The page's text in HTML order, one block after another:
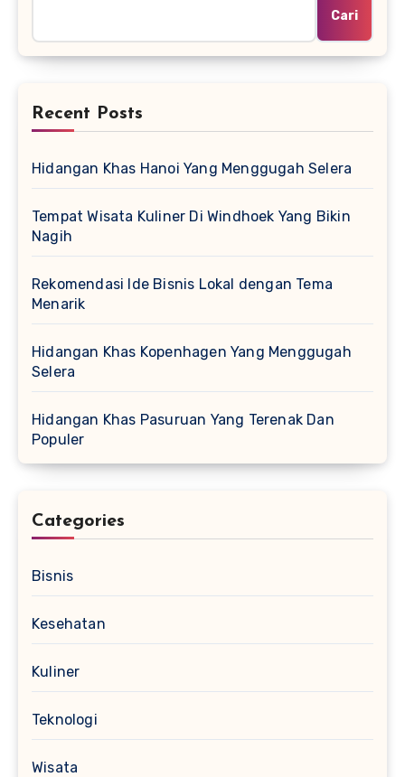
Cari
Recent Posts
Hidangan Khas Hanoi Yang Menggugah Selera
Tempat Wisata Kuliner Di Windhoek Yang Bikin
Nagih
Rekomendasi Ide Bisnis Lokal dengan Tema
Menarik
Hidangan Khas Kopenhagen Yang Menggugah
Selera
Hidangan Khas Pasuruan Yang Terenak Dan
Populer
Categories
Bisnis
Kesehatan
Kuliner
Teknologi
Wisata